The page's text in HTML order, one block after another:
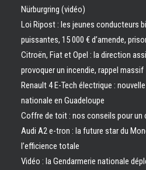
Nürburgring (vidéo)
Loi Ripost : les jeunes conducteurs
puissantes, 15 000 € d’amende,
Citroën, Fiat et Opel : la direction
provoquer un incendie, rappel massif
Renault 4 E-Tech électrique :
nationale en Guadeloupe
Coffre de toit : nos conseils pour un
Audi A2 e-tron : la future star du
l’efficience totale
Vidéo : la Gendarmerie nationale